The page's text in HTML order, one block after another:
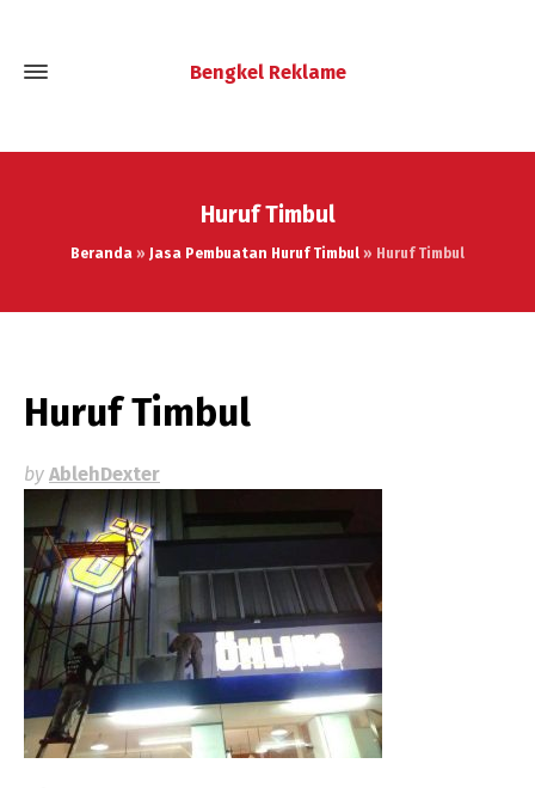
Bengkel Reklame
Huruf Timbul
Beranda » Jasa Pembuatan Huruf Timbul » Huruf Timbul
Huruf Timbul
by AblehDexter